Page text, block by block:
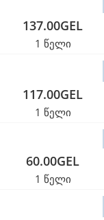
137.00GEL
1 წელი
117.00GEL
1 წელი
60.00GEL
1 წელი